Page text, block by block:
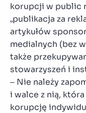
korupcji w public
„publikacja za
artykułów
medialnych (bez
także
stowarzyszeń i
– Nie należy
i walce z nią,
korupcję